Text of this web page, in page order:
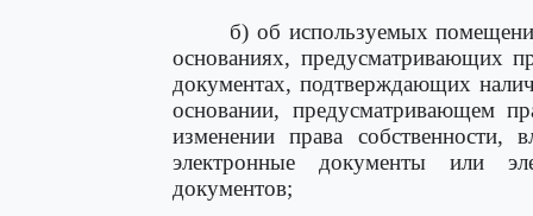
б) об используемых
основаниях, предусматривающих
документах, подтверждающих
основании, предусматривающем
изменении права собственности,
электронные документы или
документов;